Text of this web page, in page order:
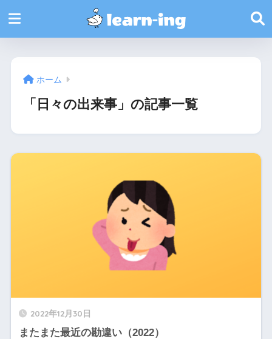
ホーム
「日々の出来事」の記事一覧
2022年12月30日
またまた最近の勘違い（2022）